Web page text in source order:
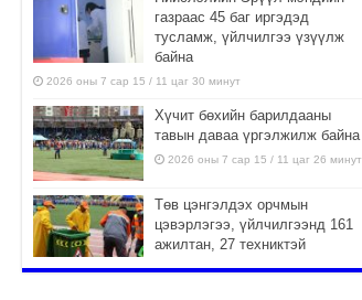
газраас 45 баг иргэдэд
тусламж, үйлчилгээ үзүүлж
байна
2026 оны 7 сар 15 / 11 цаг 30 минут
Хүчит бөхийн барилдааны
тавын даваа үргэлжилж байна
2026 оны 7 сар 15 / 11 цаг 26 минут
Төв цэнгэлдэх орчмын
цэвэрлэгээ, үйлчилгээнд 161
ажилтан, 27 техниктэй
ажиллаж байна